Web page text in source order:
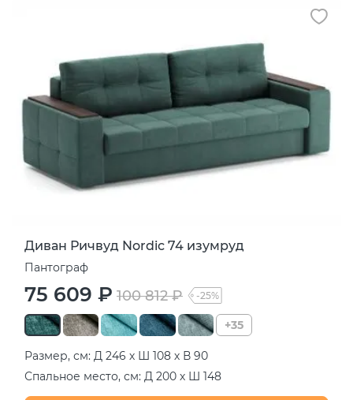
Диван Ричвуд Nordic 74 изумруд
Пантограф
75 609 ₽ 100 812 ₽ -25%
+35
Размер, см: Д 246 х Ш 108 х В 90
Спальное место, см: Д 200 х Ш 148